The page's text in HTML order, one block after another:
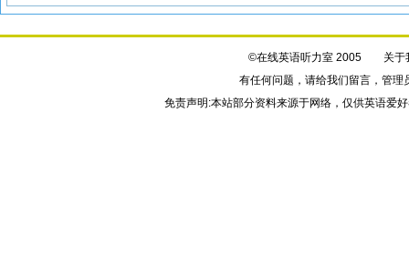
©在线英语听力室 2005 关于
有任何问题，请给我们留言，管理
免责声明:本站部分资料来源于网络，仅供英语爱